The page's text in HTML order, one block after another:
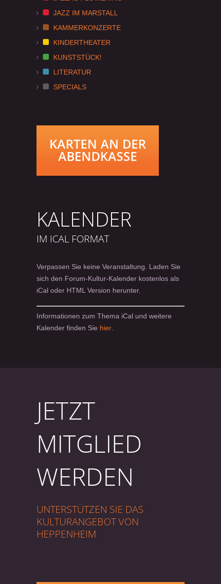
JAZZ IM MARSTALL
KAMMERKONZERTE
KINDERTHEATER
KUNSTSTÜCK!
LITERATUR
SPECIALS
KARTEN AN DER
ABENDKASSE
KALENDER
IM ICAL FORMAT
Verpassen Sie keine Veranstaltung. Laden Sie
sich den Forum-Kultur-Kalender kostenlos als
iCal oder HTML Version herunter.
Informationen zum Thema iCal und weitere
Kalender finden Sie hier
JETZT
MITGLIED
WERDEN
UNTERSTÜTZEN SIE DAS
KULTURANGEBOT VON
HEPPENHEIM